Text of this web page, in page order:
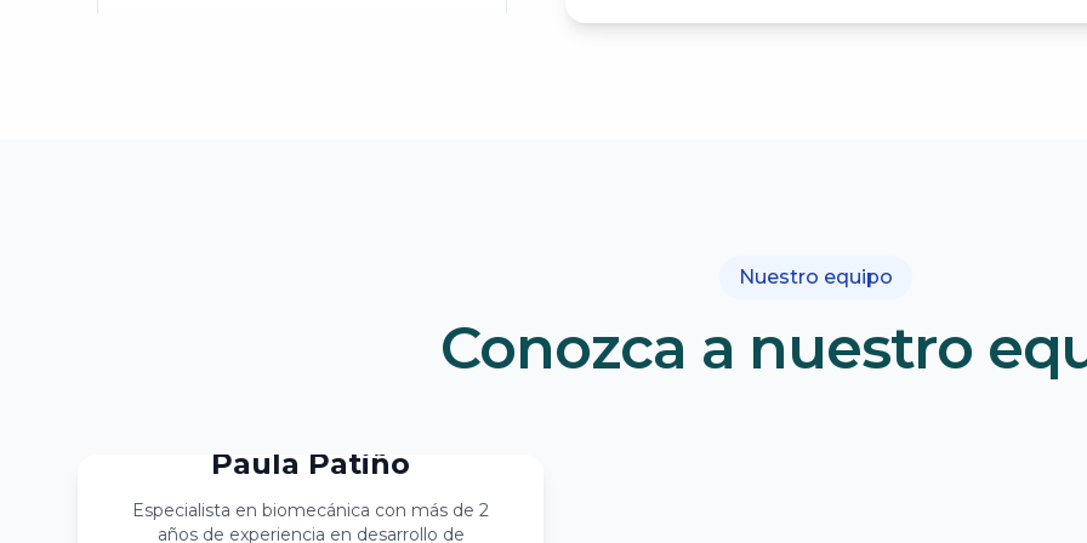
Nuestro equipo
Conozca a nuestro
Paula Patiño
Especialista en biomecánica con más de 2
años de experiencia en desarrollo de